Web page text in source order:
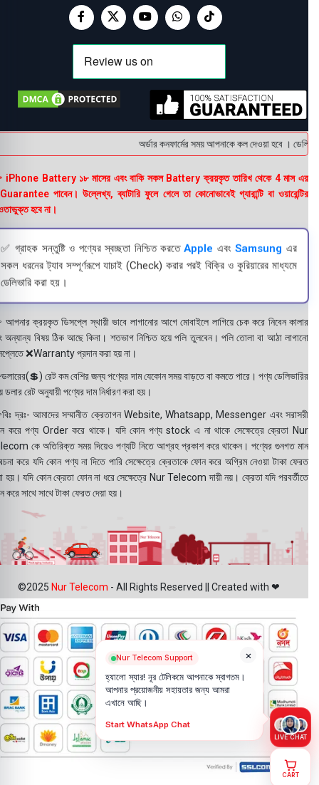
অর্ডার কনফার্মের সময় আপনাকে কল দেওয়া হবে ।
Battery ১৮ মাসের এবং বাকি সকল Battery ক্রয়কৃত তারিখ থেকে 4 মাস এর
পাবেন। উল্লেখ্য, ব্যাটারি ফুলে গেলে তা কোনোভাবেই গ্যারান্টি বা ওয়ারেন্টির
হবে না।
✅ গ্রাহক সন্তুষ্টি ও পণ্যের স্বচ্ছতা নিশ্চিত করতে Apple এবং Samsung এর
সকল ধরনের ট্যাব সম্পূর্ণরূপে যাচাই (Check) করার পরই বিক্রি ও কুরিয়ারের মাধ্যমে
ডেলিভারি করা হয়।
ক্রয়কৃত ডিসপ্লে স্থায়ী ভাবে লাগানোর আগে মোবাইলে লাগিয়ে চেক করে নিবেন কালার
অন্যান্য বিষয় ঠিক আছে কিনা। শতভাগ নিশ্চিত হয়ে পলি তুলবেন। পলি তোলা বা আঠা লাগানো
❌Warranty প্রদান করা হয় না।
রেট কম বেশির জন্য পণ্যের দাম যেকোন সময় বাড়তে বা কমতে পারে। পণ্য ডেলিভারির
ডলার রেট অনুযায়ী পণ্যের দাম নির্ধারণ করা হয়।
দ্রঃ- আমাদের সম্মানীত ক্রেতাগন Website, Whatsapp, Messenger এবং সরাসরী
করে পণ্য Order করে থাকে। যদি কোন পণ্য stock এ না থাকে সেক্ষেত্রে ক্রেতা Nur
কে অতিরিক্ত সময় দিয়েও পণ্যটি নিতে আগ্রহ প্রকাশ করে থাকেন। পণ্যের গুনগত মান
করে যদি কোন পণ্য না দিতে পারি সেক্ষেত্রে ক্রেতাকে ফোন করে অগ্রিম নেওয়া টাকা ফেরত
হয়। যদি কোন ক্রেতা ফোন না ধরে সেক্ষেত্রে Nur Telecom দায়ী নয়। ক্রেতা যদি পরবর্তীতে
করে সাথে সাথে টাকা ফেরত দেয়া হয়।
©2025 Nur Telecom - All Rights Reserved || Created with ❤
×
Nur Telecom Support
হ্যালো স্যার! নূর টেলিকমে আপনাকে স্বাগতম।
আপনার প্রয়োজনীয় সহায়তার জন্য আমরা
এখানে আছি।
Start WhatsApp Chat
LIVE CHAT
CART